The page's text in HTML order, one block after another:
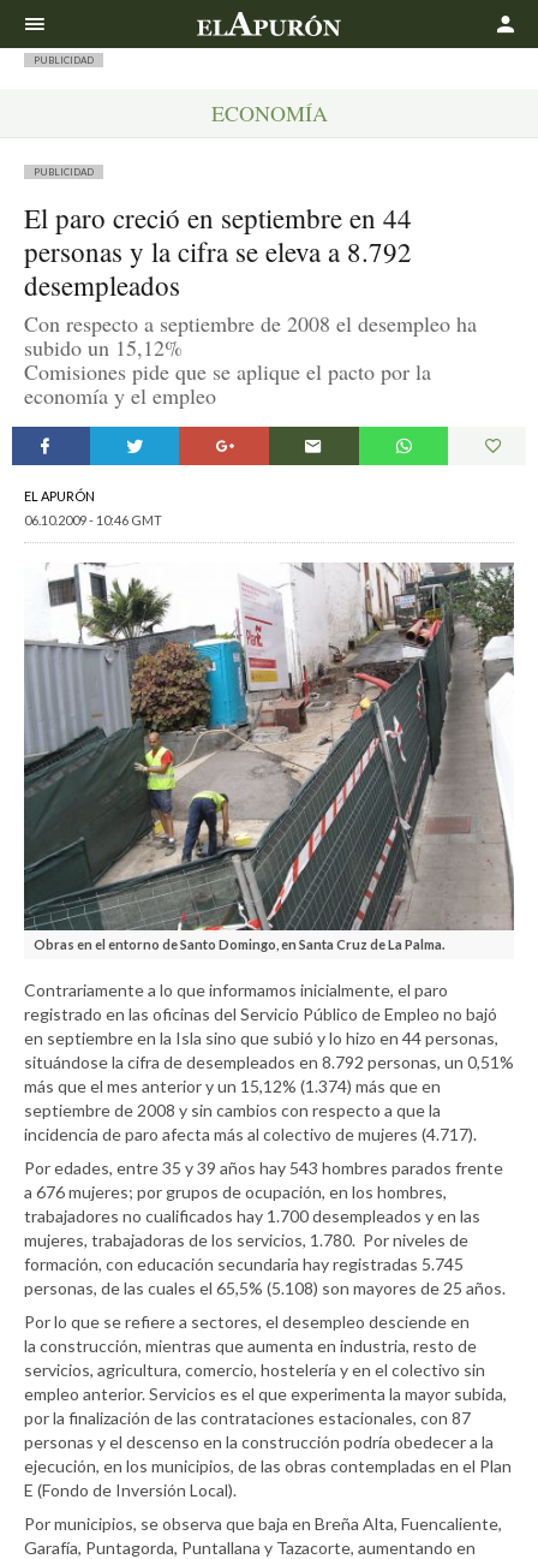
PUBLICIDAD
ECONOMÍA
PUBLICIDAD
El paro creció en septiembre en 44
personas y la cifra se eleva a 8.792
desempleados
Con respecto a septiembre de 2008 el desempleo ha
subido un 15,12%
Comisiones pide que se aplique el pacto por la
economía y el empleo
EL APURÓN
06.10.2009 - 10:46 GMT
Obras en el entorno de Santo Domingo, en Santa Cruz de La Palma.
Contrariamente a lo que informamos inicialmente, el paro
registrado en las oficinas del Servicio Público de Empleo no bajó
en septiembre en la Isla sino que subió y lo hizo en 44 personas,
situándose la cifra de desempleados en 8.792 personas, un 0,51%
más que el mes anterior y un 15,12% (1.374) más que en
septiembre de 2008 y sin cambios con respecto a que la
incidencia de paro afecta más al colectivo de mujeres (4.717).
Por edades, entre 35 y 39 años hay 543 hombres parados frente
a 676 mujeres; por grupos de ocupación, en los hombres,
trabajadores no cualificados hay 1.700 desempleados y en las
mujeres, trabajadoras de los servicios, 1.780. Por niveles de
formación, con educación secundaria hay registradas 5.745
personas, de las cuales el 65,5% (5.108) son mayores de 25 años.
Por lo que se refiere a sectores, el desempleo desciende en
la construcción, mientras que aumenta en industria, resto de
servicios, agricultura, comercio, hostelería y en el colectivo sin
empleo anterior. Servicios es el que experimenta la mayor subida,
por la finalización de las contrataciones estacionales, con 87
personas y el descenso en la construcción podría obedecer a la
ejecución, en los municipios, de las obras contempladas en el Plan
E (Fondo de Inversión Local).
Por municipios, se observa que baja en Breña Alta, Fuencaliente,
Garafía, Puntagorda, Puntallana y Tazacorte, aumentando en